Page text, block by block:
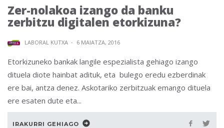
Zer-nolakoa izango da banku
zerbitzu digitalen etorkizuna?
LABORAL KUTXA · 6 MAIATZA, 2016
Etorkizuneko bankak langile espezialista gehiago izango
dituela diote hainbat adituk, eta bulego eredu ezberdinak
ere bai, antza denez. Askotariko zerbitzuak emango dituela
ere esaten dute eta...
IRAKURRI GEHIAGO